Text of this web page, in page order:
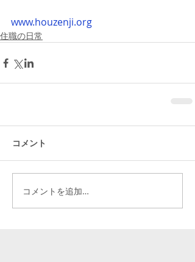
www.houzenji.org
住職の日常
コメント
コメントを追加…